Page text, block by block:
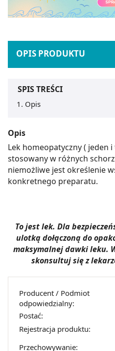
OPIS PRODUKTU
SPIS TREŚCI
Opis
Opis
Lek homeopatyczny ( jeden
stosowany w różnych
niemożliwe jest określenie
konkretnego preparatu.
To jest lek. Dla
ulotką dołączoną do
maksymalnej dawki leku.
skonsultuj się z
Producent / Podmiot
odpowiedzialny:
Postać:
Rejestracja produktu:
Przechowywanie: